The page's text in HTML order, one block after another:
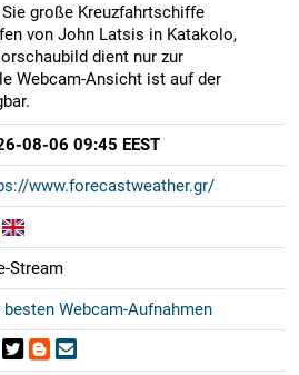
große Kreuzfahrtschiffe
von John Latsis in Katakolo,
dient nur zur
Webcam-Ansicht ist auf der
08-06 09:45 EEST
www.forecastweather.gr/
Stream
besten Webcam-Aufnahmen